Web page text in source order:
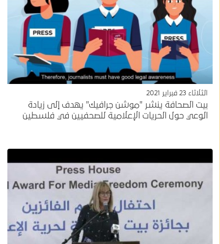
الثلاثاء 23 فبراير 2021
بيت الصحافة ينشر "موشن جرافيك" يهدف إلى زيادة
الوعي حول الحريات الإعلامية للصحفيين في فلسطين